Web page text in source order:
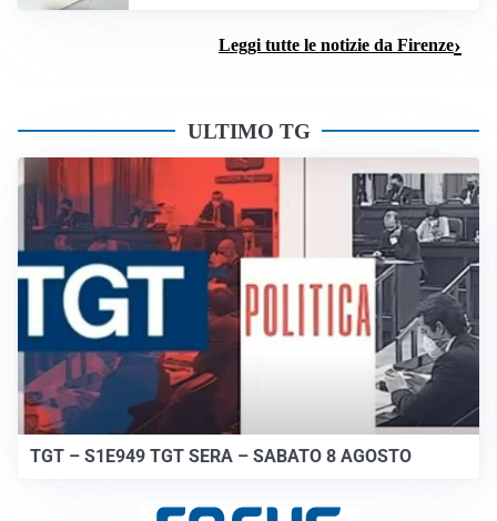
Leggi tutte le notizie da Firenze
ULTIMO TG
TGT – S1E949 TGT SERA – SABATO 8 AGOSTO